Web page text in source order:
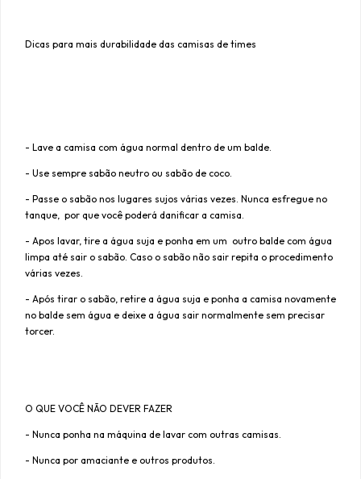
Dicas para mais durabilidade das camisas de times
- Lave a camisa com água normal dentro de um balde.
- Use sempre sabão neutro ou sabão de coco.
- Passe o sabão nos lugares sujos várias vezes. Nunca esfregue no
tanque, por que você poderá danificar a camisa.
- Apos lavar, tire a água suja e ponha em um outro balde com água
limpa até sair o sabão. Caso o sabão não sair repita o procedimento
várias vezes.
- Após tirar o sabão, retire a água suja e ponha a camisa novamente
no balde sem água e deixe a água sair normalmente sem precisar
torcer.
O QUE VOCÊ NÃO DEVER FAZER
- Nunca ponha na máquina de lavar com outras camisas.
- Nunca por amaciante e outros produtos.